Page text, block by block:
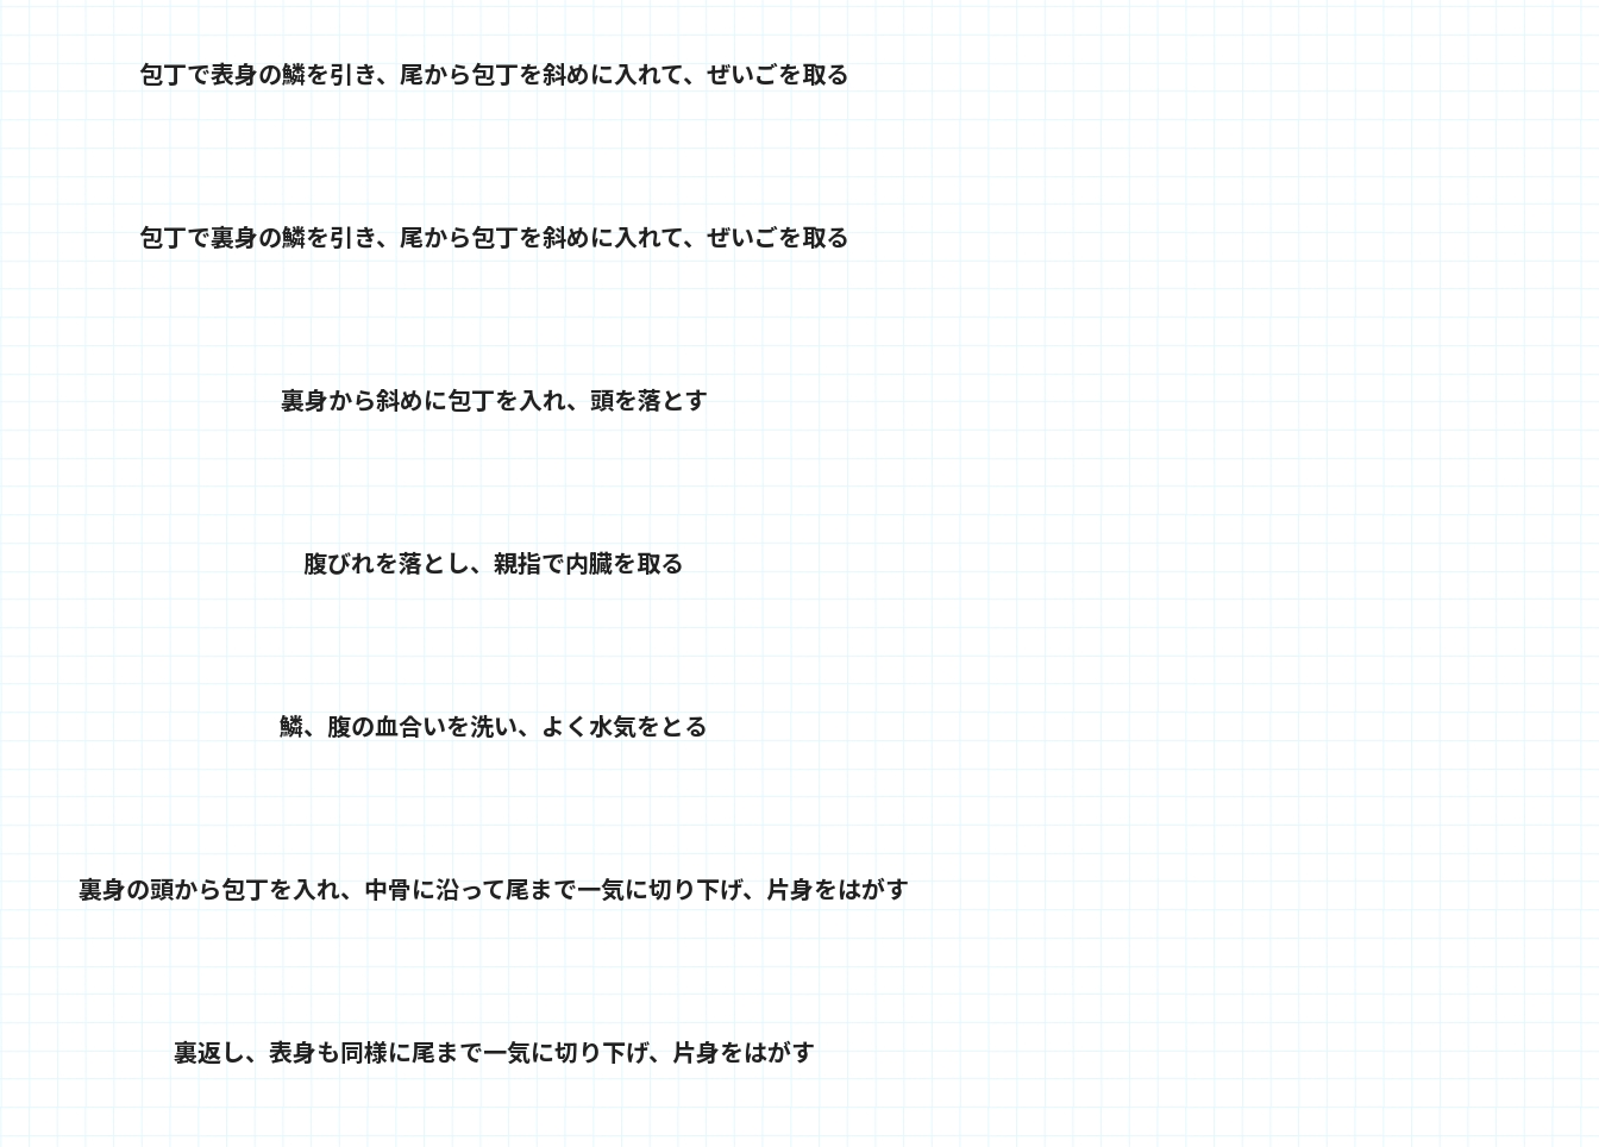
包丁で表身の鱗を引き、尾から包丁を斜めに入れて、ぜいごを取る
包丁で裏身の鱗を引き、尾から包丁を斜めに入れて、ぜいごを取る
裏身から斜めに包丁を入れ、頭を落とす
腹びれを落とし、親指で内臓を取る
鱗、腹の血合いを洗い、よく水気をとる
裏身の頭から包丁を入れ、中骨に沿って尾まで一気に切り下げ、片身をはがす
裏返し、表身も同様に尾まで一気に切り下げ、片身をはがす